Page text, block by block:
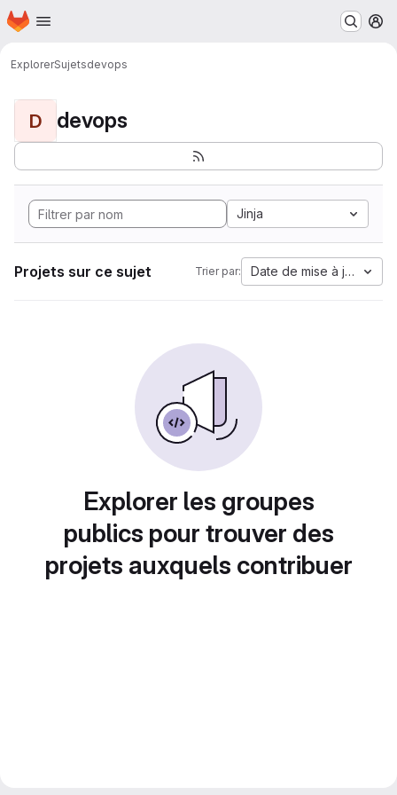
Passer au contenu principal
Page d'accueil
ExplorerSujetsdevops
D devops
Jinja
Projets sur ce sujet Trier par: Date de mise à jour
Explorer les groupes
publics pour trouver des
projets auxquels contribuer